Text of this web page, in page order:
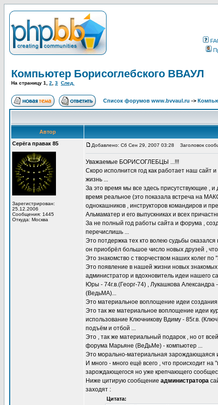
Компьютер Борисоглебского ВВАУЛ
На страницу 1 2 3 След.
Список форумов www.bvvaul.ru ->
Автор
Серёга правак 85
Зарегистрирован:
25.12.2006
Сообщения: 1445
Откуда: Москва
Добавлено: Сб Сен 29, 2007 03:28 Заголовок
Уважаемые БОРИСОГЛЕБЦЫ ...!!!
Скоро исполнится год как работает наш сайт
жизнь ...
За это время мы все здесь присутствующие , и
время реальное (это показала встреча на
однокашников , инструкторов командиров и
Альмаматер и его выпускниках и всех
За не полный год работы сайта и форума ,
перечислишь ...
Это потдержка тех кто волею судьбы
он приобрёл большое число новых друзей ,
Это знакомство с творчеством наших колег
Это появление в нашей жизни новых
администратор и вдохновитель идеи
Юры - 74г.в.(Георг-74) , Лукашкова
(ВедьМА)...
Это материальное воплощение идеи
Это так же материальное воплощение идеи
использование Ключникову Вдиму - 85г.в.
подъём и отбой ...
Это , так же материальный подарок , но от
форума Марьяне (ВеДьМе) - компьютер ...
Это морально-материальная зарождающаяся
И много - много ещё всего , что происходит
зарождающегося но уже крепчающего
Ниже цитирую сообщение администратора
заходят :
Цитата: